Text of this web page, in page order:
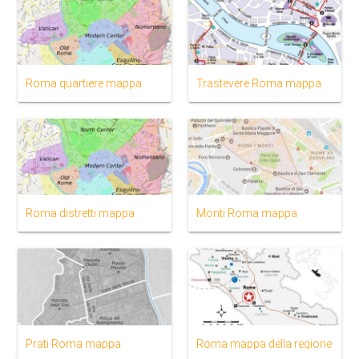
Roma quartiere mappa Trastevere Roma mappa
Roma distretti mappa Monti Roma mappa
Prati Roma mappa Roma mappa della regione